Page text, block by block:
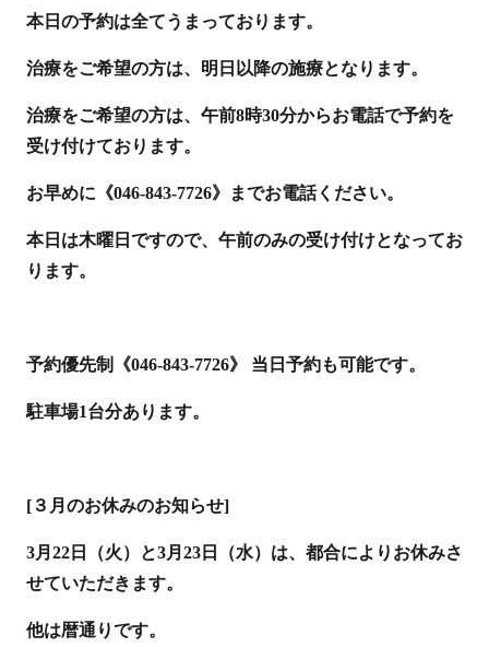
本日の予約は全てうまっております。
治療をご希望の方は、明日以降の施療となります。
治療をご希望の方は、午前8時30分からお電話で予約を
受け付けております。
お早めに《046-843-7726》までお電話ください。
本日は木曜日ですので、午前のみの受け付けとなってお
ります。
予約優先制《046-843-7726》 当日予約も可能です。
駐車場1台分あります。
[３月のお休みのお知らせ]
3月22日（火）と3月23日（水）は、都合によりお休みさ
せていただきます。
他は暦通りです。